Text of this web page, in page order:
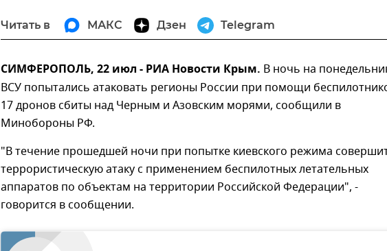
Читать в МАКС Дзен Telegram
СИМФЕРОПОЛЬ, 22 июл - РИА Новости Крым. В ночь на
ВСУ попытались атаковать регионы России при помощи
17 дронов сбиты над Черным и Азовским морями, сообщили в
Минобороны РФ.
"В течение прошедшей ночи при попытке киевского режима
террористическую атаку с применением беспилотных летательных
аппаратов по объектам на территории Российской Федерации", -
говорится в сообщении.